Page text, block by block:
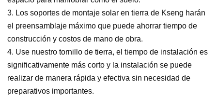
3. Los soportes de montaje solar en tierra de Kseng harán
el preensamblaje máximo que puede ahorrar tiempo de
construcción y costos de mano de obra.
4. Use nuestro tornillo de tierra, el tiempo de instalación es
significativamente más corto y la instalación se puede
realizar de manera rápida y efectiva sin necesidad de
preparativos importantes.